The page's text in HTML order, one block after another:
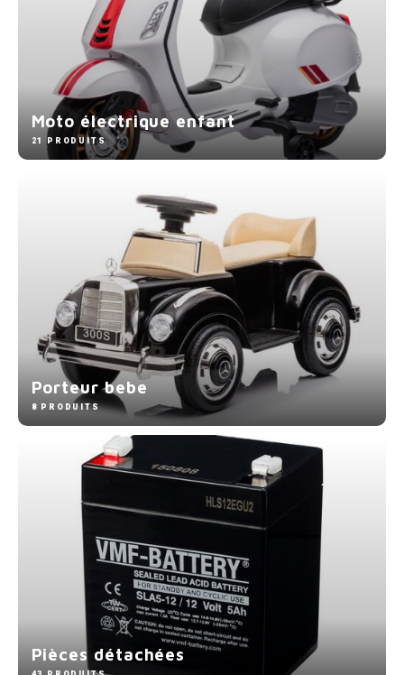
Moto électrique enfant
21 PRODUITS
Porteur bebe
8 PRODUITS
Pièces détachées